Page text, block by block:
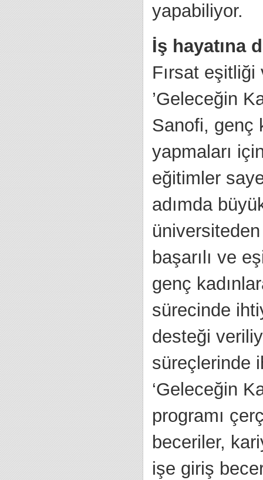
yapabiliyor.
İş hayatına
Fırsat
’Geleceğin
Sanofi, genç
yapmaları
eğitimler
adımda
başarılı ve
genç
sürecinde
desteği
süreçlerinde
‘Geleceğin
programı
beceriler,
işe giriş